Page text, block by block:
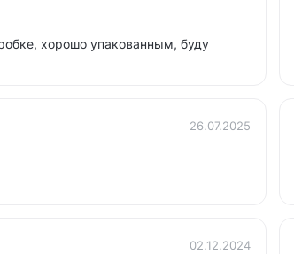
хорошо упакованным, буду
26.07.2025
02.12.2024